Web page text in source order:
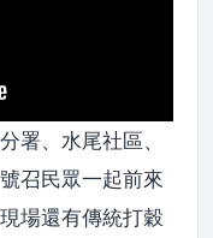
署、水尾社區、
召民眾一起前來
場還有傳統打穀